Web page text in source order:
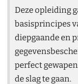
Deze opleiding
basisprincipes
diepgaande en
perfect
de slag te gaan.